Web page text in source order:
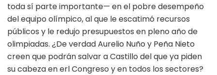
toda sí parte importante— en el pobre desempeño
del equipo olímpico, al que le escatimó recursos
públicos y le redujo presupuestos en pleno año de
olimpiadas. ¿De verdad Aurelio Nuño y Peña Nieto
creen que podrán salvar a Castillo del que ya piden
su cabeza en erl Congreso y en todos los sectores?